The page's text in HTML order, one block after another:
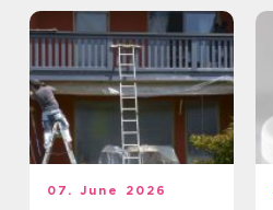
07. June 2026